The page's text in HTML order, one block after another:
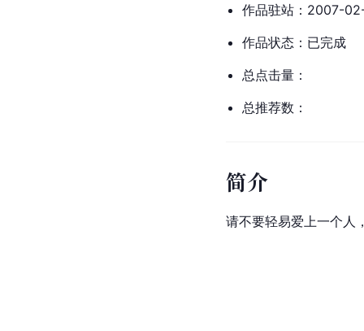
作品驻站：2007-
作品状态：已完成
总点击量：
总推荐数：
简介
请不要轻易爱上一个人